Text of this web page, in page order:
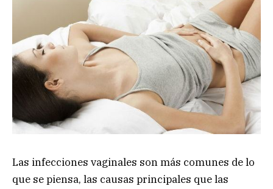
Las infecciones vaginales son más comunes de lo
que se piensa, las causas principales que las